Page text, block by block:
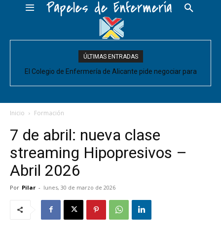
Papeles de Enfermería
ÚLTIMAS ENTRADAS
El Colegio de Enfermería de Alicante pide negociar para
y CESM-CV
Inicio Formación
7 de abril: nueva clase
streaming Hipopresivos –
Abril 2026
Por Pilar - lunes, 30 de marzo de 2026